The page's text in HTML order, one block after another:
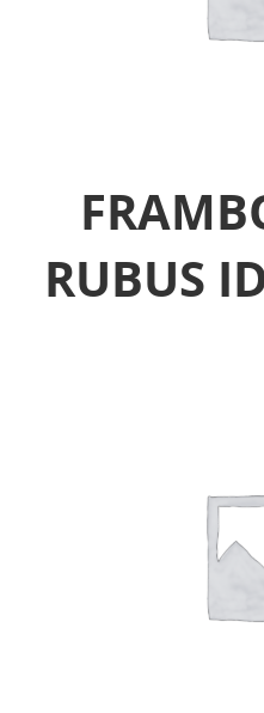
RUBUS